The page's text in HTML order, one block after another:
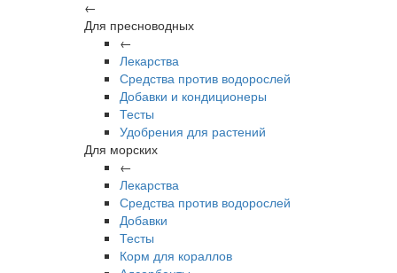
←
Для пресноводных
←
Лекарства
Средства против водорослей
Добавки и кондиционеры
Тесты
Удобрения для растений
Для морских
←
Лекарства
Средства против водорослей
Добавки
Тесты
Корм для кораллов